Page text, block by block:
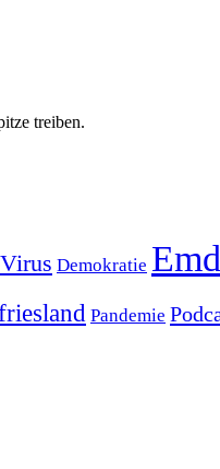
treiben.
Demokratie
Pandemie